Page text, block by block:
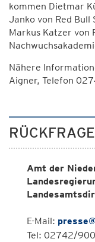
kommen Dietmar
Janko von Red
Markus Katzer von
Nähere
Aigner, Telefon
Amt der
E-Mail:
Tel: 02742/